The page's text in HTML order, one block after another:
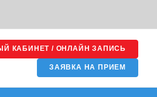
КАБИНЕТ / ОНЛАЙН ЗАПИСЬ
ЗАЯВКА НА ПРИЕМ